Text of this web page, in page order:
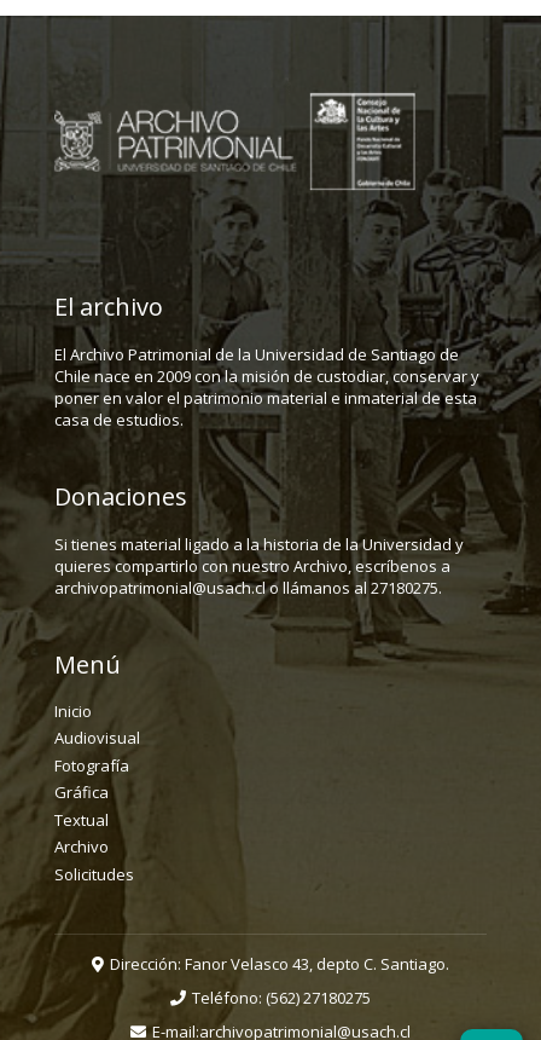
El archivo
El Archivo Patrimonial de la Universidad de Santiago de
Chile nace en 2009 con la misión de custodiar, conservar y
poner en valor el patrimonio material e inmaterial de esta
casa de estudios.
Donaciones
Si tienes material ligado a la historia de la Universidad y
quieres compartirlo con nuestro Archivo, escríbenos a
archivopatrimonial@usach.cl o llámanos al 27180275.
Menú
Inicio
Audiovisual
Fotografía
Gráfica
Textual
Archivo
Solicitudes
Dirección: Fanor Velasco 43, depto C. Santiago.
Teléfono: (562) 27180275
E-mail:archivopatrimonial@usach.cl